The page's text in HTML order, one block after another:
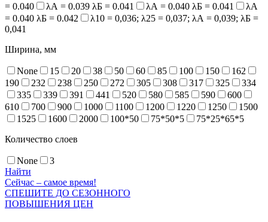
= 0.040
λА = 0.039 λБ = 0.041 λА = 0.040 λБ = 0.041
λА
= 0.040 λБ = 0.042
λ10 = 0,036; λ25 = 0,037; λА = 0,039; λБ =
0,041
Ширина, мм
None 15 20 38 50 60 85 100 150
162
190
232 238 250 272 305 308 317 325
334
335
339 391 441 520 580 585 590
600
610
700 900 1000 1100 1200 1220 1250
1500
1525
1600 2000 100*50 75*50*5
75*25*65*5
Количество слоев
None
3
Найти
Сейчас – самое время!
СПЕШИТЕ ДО СЕЗОННОГО
ПОВЫШЕНИЯ ЦЕН